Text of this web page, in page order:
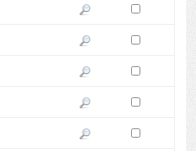
Pokaż podgląd wersji z dnia
Zaznacz wersję do
Pokaż podgląd wersji z dnia
Zaznacz wersję do
Pokaż podgląd wersji z dnia
Zaznacz wersję do
Pokaż podgląd wersji z dnia
Zaznacz wersję do
Pokaż podgląd wersji z dnia
Zaznacz wersję do